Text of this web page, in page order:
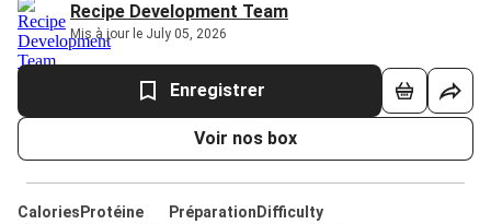
Recipe Development Team
Mis à jour le July 05, 2026
Enregistrer
Voir nos box
Calories Protéine
Préparation Difficulty